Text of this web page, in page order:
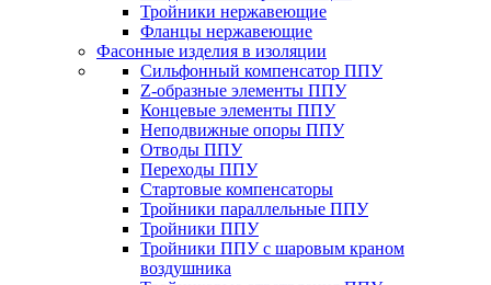
Тройники нержавеющие
Фланцы нержавеющие
Фасонные изделия в изоляции
Cильфонный компенсатор ППУ
Z-образные элементы ППУ
Концевые элементы ППУ
Неподвижные опоры ППУ
Отводы ППУ
Переходы ППУ
Стартовые компенсаторы
Тройники параллельные ППУ
Тройники ППУ
Тройники ППУ с шаровым краном
воздушника